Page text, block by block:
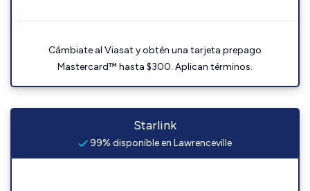
Cámbiate al Viasat y obtén una tarjeta prepago
Mastercard™ hasta $300. Aplican términos.
Starlink
99% disponible en Lawrenceville